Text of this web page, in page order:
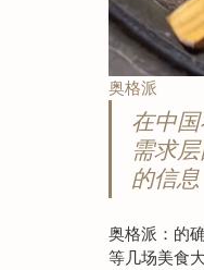
奥格派
在中
需求
的信
奥格派：的
等几场美食